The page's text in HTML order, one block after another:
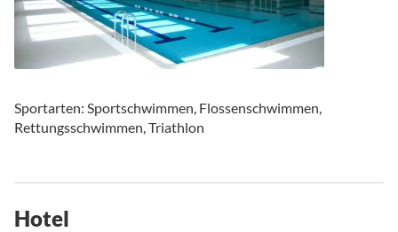
Sportarten: Sportschwimmen, Flossenschwimmen,
Rettungsschwimmen, Triathlon
Hotel